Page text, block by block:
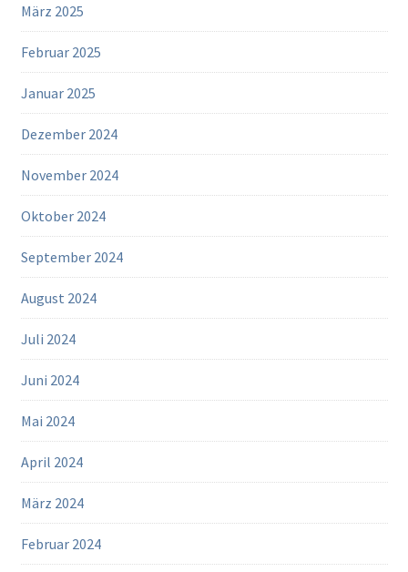
März 2025
Februar 2025
Januar 2025
Dezember 2024
November 2024
Oktober 2024
September 2024
August 2024
Juli 2024
Juni 2024
Mai 2024
April 2024
März 2024
Februar 2024